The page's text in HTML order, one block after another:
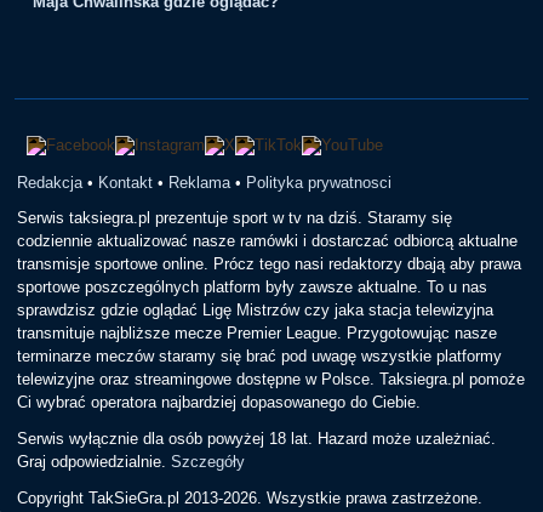
Redakcja • Kontakt • Reklama • Polityka prywatnosci
Serwis taksiegra.pl prezentuje sport w tv na dziś. Staramy się
codziennie aktualizować nasze ramówki i dostarczać odbiorcą aktualne
transmisje sportowe online. Prócz tego nasi redaktorzy dbają aby prawa
sportowe poszczególnych platform były zawsze aktualne. To u nas
sprawdzisz gdzie oglądać Ligę Mistrzów czy jaka stacja telewizyjna
transmituje najbliższe mecze Premier League. Przygotowując nasze
terminarze meczów staramy się brać pod uwagę wszystkie platformy
telewizyjne oraz streamingowe dostępne w Polsce. Taksiegra.pl pomoże
Ci wybrać operatora najbardziej dopasowanego do Ciebie.
Serwis wyłącznie dla osób powyżej 18 lat. Hazard może uzależniać.
Graj odpowiedzialnie.Szczegóły
Copyright TakSieGra.pl 2013-2026. Wszystkie prawa zastrzeżone.